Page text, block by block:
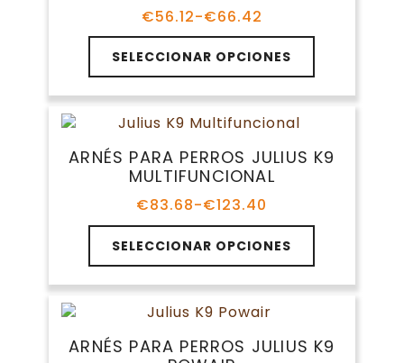
pueden
elegir
la
página
producto
€56.12-€66.42
Rango
de
precios:
desde
€56.12
hasta
€66.42
SELECCIONAR OPCIONES
Este
producto
tiene
múltiples
variantes.
Las
opciones
pueden
elegir
la
página
producto
ARNÉS PARA PERROS JULIUS K9
MULTIFUNCIONAL
€83.68-€123.40
Rango
de
precios:
desde
€83.68
hasta
€123.40
SELECCIONAR OPCIONES
Este
producto
tiene
múltiples
variantes.
Las
opciones
ARNÉS PARA PERROS JULIUS K9